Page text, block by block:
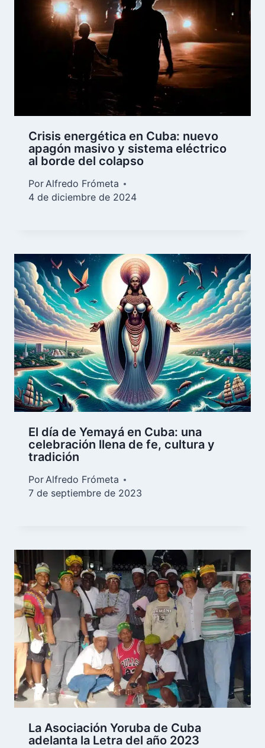
Crisis energética en Cuba: nuevo
apagón masivo y sistema eléctrico
al borde del colapso
PorAlfredo Frómeta
4 de diciembre de 2024
El día de Yemayá en Cuba: una
celebración llena de fe, cultura y
tradición
PorAlfredo Frómeta
7 de septiembre de 2023
La Asociación Yoruba de Cuba
adelanta la Letra del año 2023